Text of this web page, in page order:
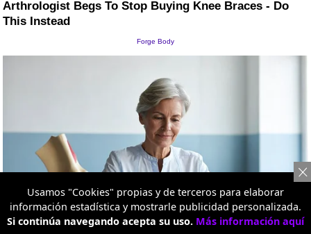
Usamos "Cookies" propias y de terceros para elaborar
información estadística y mostrarle publicidad personalizada.
Si continúa navegando acepta su uso. Más información aquí